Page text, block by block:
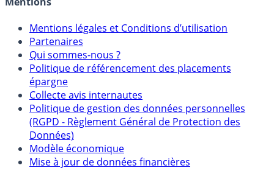
Mentions légales et Conditions d’utilisation
Partenaires
Qui sommes-nous ?
Politique de référencement des placements
épargne
Collecte avis internautes
Politique de gestion des données personnelles
(RGPD - Règlement Général de Protection des
Données)
Modèle économique